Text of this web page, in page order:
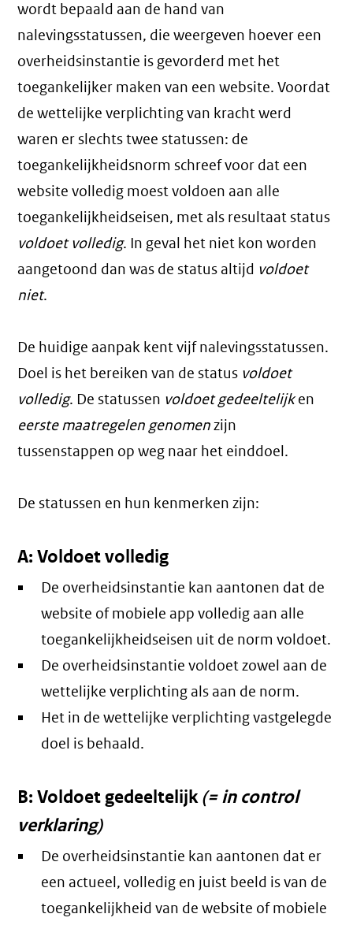
wordt bepaald aan de hand van
nalevingsstatussen, die weergeven hoever een
overheidsinstantie is gevorderd met het
toegankelijker maken van een website. Voordat
de wettelijke verplichting van kracht werd
waren er slechts twee statussen: de
toegankelijkheidsnorm schreef voor dat een
website volledig moest voldoen aan alle
toegankelijkheidseisen, met als resultaat status
voldoet volledig. In geval het niet kon worden
aangetoond dan was de status altijd voldoet
niet.
De huidige aanpak kent vijf nalevingsstatussen.
Doel is het bereiken van de status voldoet
volledig. De statussen voldoet gedeeltelijken
eerste maatregelen genomenzijn
tussenstappen op weg naar het einddoel.
De statussen en hun kenmerken zijn:
A: Voldoet volledig
De overheidsinstantie kan aantonen dat de
website of mobiele app volledig aan alle
toegankelijkheidseisen uit de norm voldoet.
De overheidsinstantie voldoet zowel aan de
wettelijke verplichting als aan de norm.
Het in de wettelijke verplichting vastgelegde
doel is behaald.
B: Voldoet gedeeltelijk(= in control
verklaring)
De overheidsinstantie kan aantonen dat er
een actueel, volledig en juist beeld is van de
toegankelijkheid van de website of mobiele